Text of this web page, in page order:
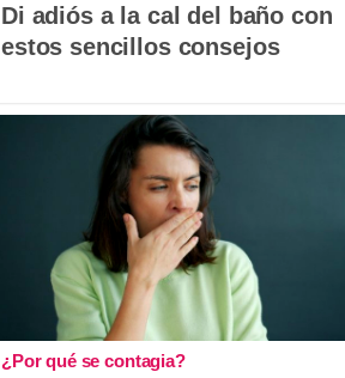
Di adiós a la cal del baño con
estos sencillos consejos
¿Por qué se contagia?